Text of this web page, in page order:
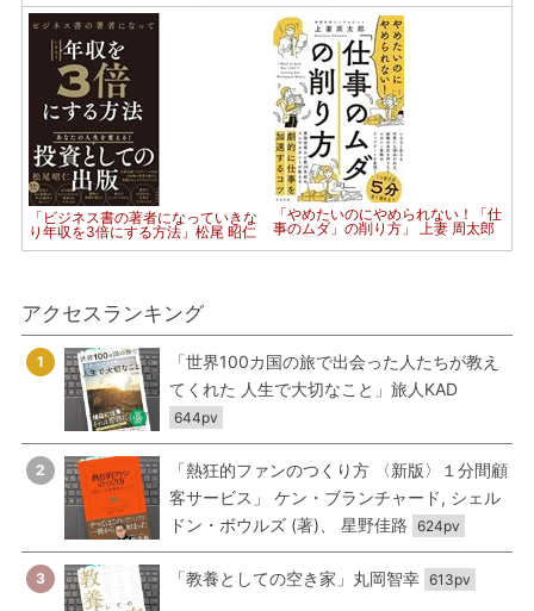
「ビジネス書の著者になっていきな
り年収を3倍にする方法」松尾 昭仁
「やめたいのにやめられない！「仕
事のムダ」の削り方」 上妻 周太郎
アクセスランキング
1
「世界100カ国の旅で出会った人たちが教え
てくれた 人生で大切なこと」旅人KAD
644pv
2
「熱狂的ファンのつくり方 〈新版〉１分間顧
客サービス」 ケン・ブランチャード, シェル
ドン・ボウルズ (著)、 星野佳路 624pv
3 「教養としての空き家」丸岡智幸 613pv